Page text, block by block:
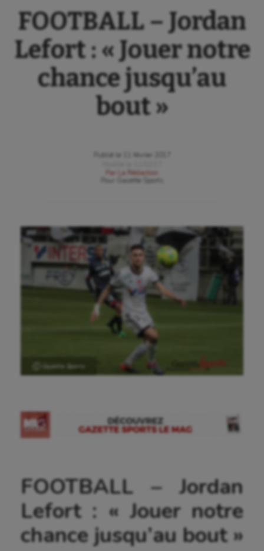
FOOTBALL – Jordan
Lefort : « Jouer notre
chance jusqu’au
bout »
Publié le
11 février 2017
Par
La Rédaction
Gazette Sports
Ⓒ Gazette Sports
FOOTBALL – Jordan
Lefort : « Jouer notre
chance jusqu’au bout »